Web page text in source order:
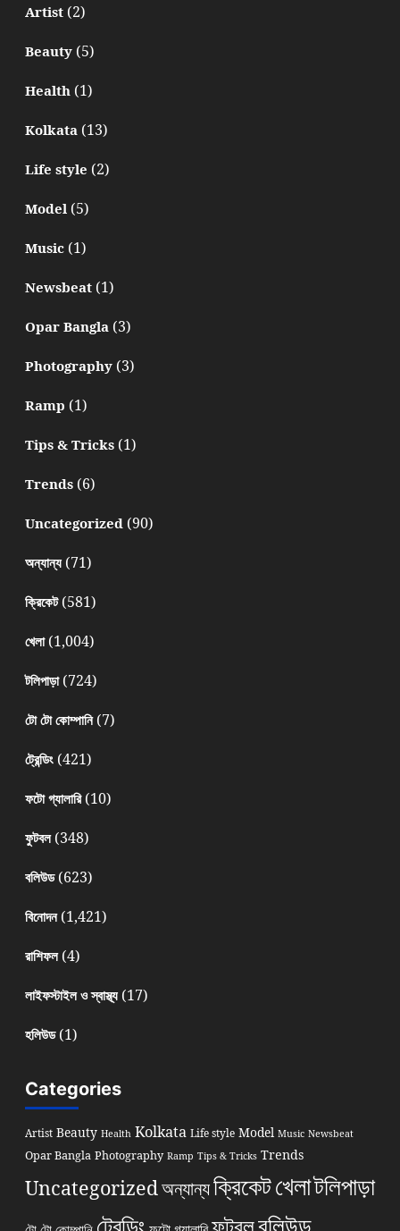
Artist(2)
Beauty(5)
Health(1)
Kolkata(13)
Life style (2)
Model(5)
Music(1)
Newsbeat(1)
Opar Bangla(3)
Photography(3)
Ramp (1)
Tips & Tricks(1)
Trends(6)
Uncategorized(90)
অন্যান্য(71)
ক্রিকেট(581)
খেলা(1,004)
টলিপাড়া(724)
টো টো কোম্পানি(7)
ট্রেন্ডিং(421)
ফটো গ্যালারি(10)
ফুটবল(348)
বলিউড(623)
বিনোদন(1,421)
রাশিফল(4)
লাইফস্টাইল ও স্বাস্থ্য(17)
হলিউড(1)
Categories
Artist Beauty Health Kolkata Life style Model Music Newsbeat
Opar Bangla Photography Ramp Tips & Tricks Trends
Uncategorizedঅন্যান্যক্রিকেটখেলাটলিপাড়া